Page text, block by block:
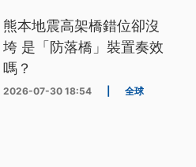
熊本地震高架橋錯位卻沒
垮 是「防落橋」裝置奏效
嗎？
2026-07-30 18:54 全球